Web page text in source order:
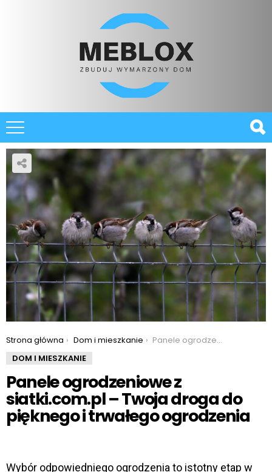
You are here:
Strona główna Dom i mieszkanie
Panele ogrodzeniowe z siatki.com.pl – Twoja droga do pięknego i trwałego ogrodzenia
DOM I MIESZKANIE
Panele ogrodzeniowe z
siatki.com.pl – Twoja droga do
pięknego i trwałego ogrodzenia
Wybór odpowiedniego ogrodzenia to istotny etap w